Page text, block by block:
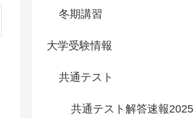
冬期講習
大学受験情報
共通テスト
共通テスト解答速報2025